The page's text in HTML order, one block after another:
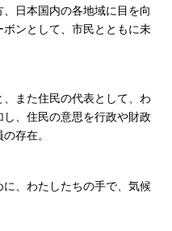
日本国内の各地域に目を向
ンとして、市民とともに未
また住民の代表として、わ
、住民の意思を行政や財政
存在。
、わたしたちの手で、気候